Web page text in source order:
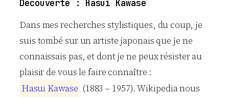
Découverte : Hasui Kawase
Dans mes recherches stylistiques, du coup, je
suis tombé sur un artiste japonais que je ne
connaissais pas, et dont je ne peux résister au
plaisir de vous le faire connaître :
Hasui Kawase (1883 – 1957). Wikipedia nous